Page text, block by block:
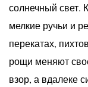
солнечный свет.
мелкие ручьи и
перекатах,
рощи меняют
взор, а вдалеке